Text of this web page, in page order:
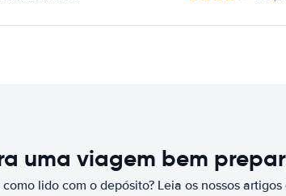
uma viagem bem
lido com o depósito? Leia os nossos